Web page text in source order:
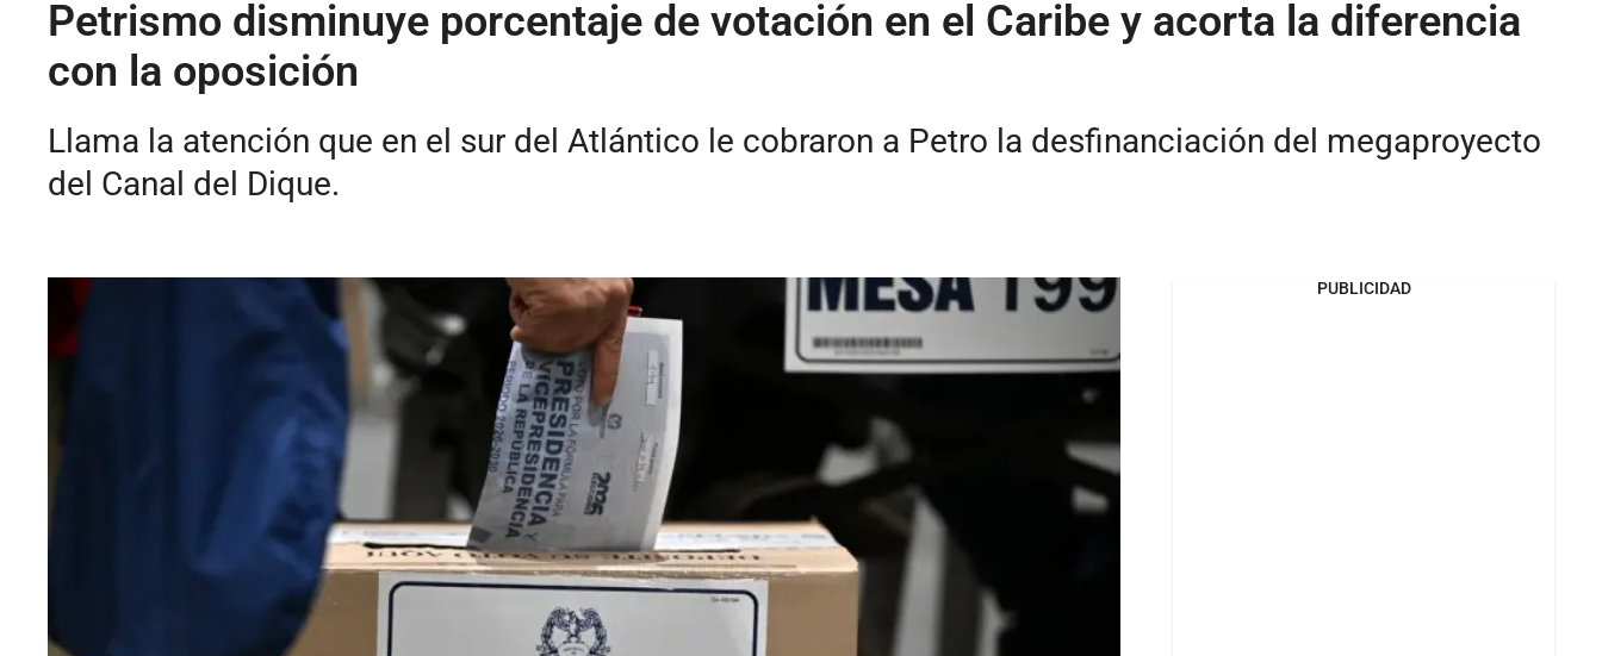
Petrismo disminuye porcentaje de votación en el Caribe y acorta la diferencia
con la oposición
Llama la atención que en el sur del Atlántico le cobraron a Petro la desfinanciación del megaproyecto
del Canal del Dique.
PUBLICIDAD